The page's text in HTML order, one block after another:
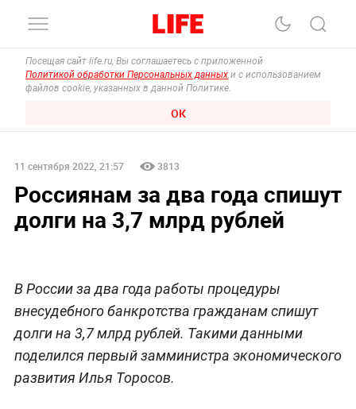
Посещая сайт life.ru, Вы соглашаетесь с приложенной
Политикой обработки Персональных данных и с использованием
файлов cookie, указанных в данной Политике.
ОК
11 сентября 2022, 21:57 3813
Россиянам за два года спишут
долги на 3,7 млрд рублей
В России за два года работы процедуры
внесудебного банкротства гражданам спишут
долги на 3,7 млрд рублей. Такими данными
поделился первый замминистра экономического
развития Илья Торосов.